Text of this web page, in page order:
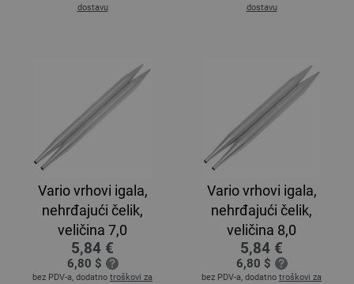
dostavu
dostavu
Vario vrhovi igala,
nehrđajući čelik,
veličina 7,0
5,84 €
6,80 $
bez PDV-a, dodatno troškovi za
Vario vrhovi igala,
nehrđajući čelik,
veličina 8,0
5,84 €
6,80 $
bez PDV-a, dodatno troškovi za